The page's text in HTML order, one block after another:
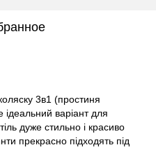
3в1 (простиня
варіант для
дуже стильно і красиво
прекрасно підходять під